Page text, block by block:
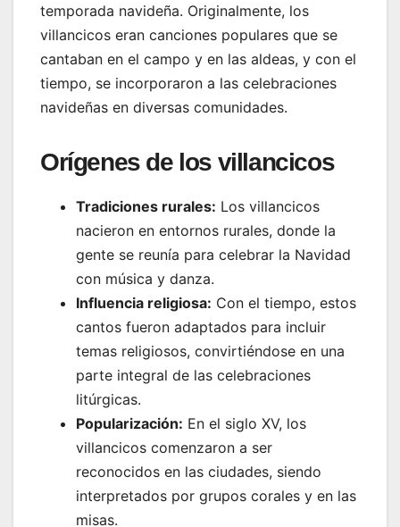
temporada navideña. Originalmente, los
villancicos eran canciones populares que se
cantaban en el campo y en las aldeas, y con el
tiempo, se incorporaron a las celebraciones
navideñas en diversas comunidades.
Orígenes de los villancicos
Tradiciones rurales: Los villancicos
nacieron en entornos rurales, donde la
gente se reunía para celebrar la Navidad
con música y danza.
Influencia religiosa: Con el tiempo, estos
cantos fueron adaptados para incluir
temas religiosos, convirtiéndose en una
parte integral de las celebraciones
litúrgicas.
Popularización: En el siglo XV, los
villancicos comenzaron a ser
reconocidos en las ciudades, siendo
interpretados por grupos corales y en las
misas.